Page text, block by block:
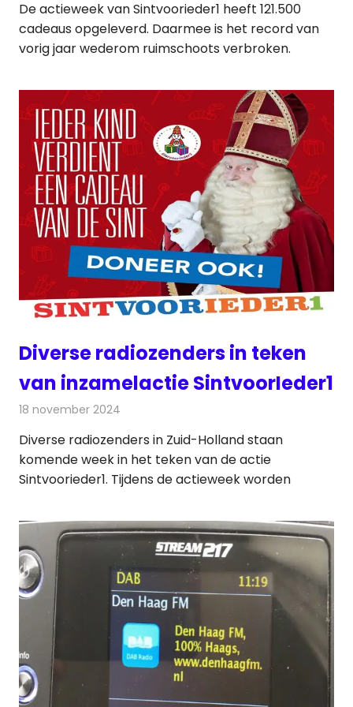
De actieweek van Sintvoorieder1 heeft 121.500
cadeaus opgeleverd. Daarmee is het record van
vorig jaar wederom ruimschoots verbroken.
Diverse radiozenders in teken
van inzamelactie SintvoorIeder1
18 november 2024
Diverse radiozenders in Zuid-Holland staan
komende week in het teken van de actie
Sintvoorieder1. Tijdens de actieweek worden